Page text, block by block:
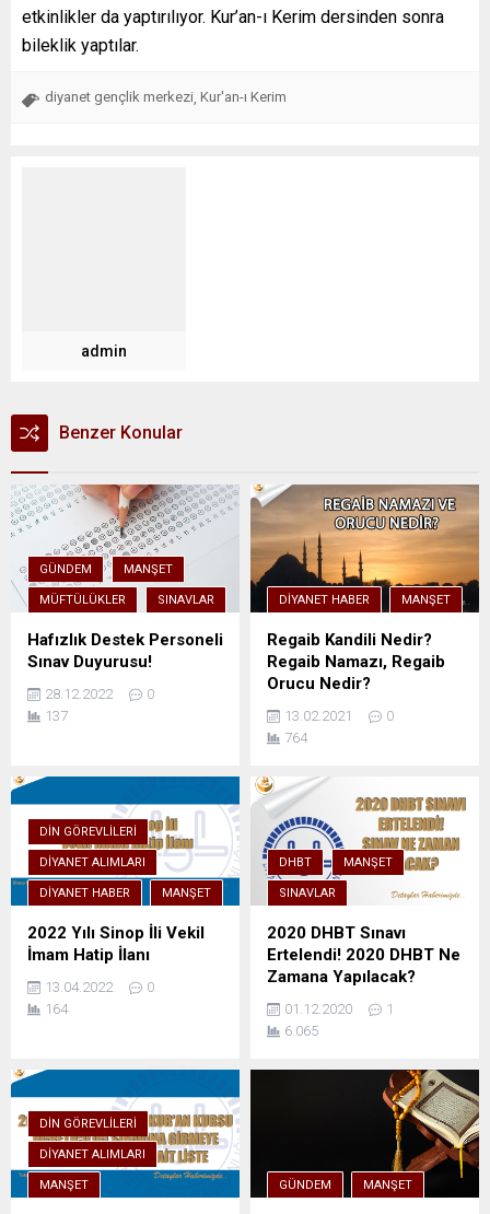
etkinlikler da yaptırılıyor. Kur’an-ı Kerim dersinden sonra
bileklik yaptılar.
diyanet gençlik merkezi Kur'an-ı Kerim
admin
Benzer Konular
GÜNDEM MANŞET
MÜFTÜLÜKLER SINAVLAR
Hafızlık Destek Personeli
Sınav Duyurusu!
28.12.2022
0
137
DIYANET HABER MANŞET
Regaib Kandili Nedir?
Regaib Namazı, Regaib
Orucu Nedir?
13.02.2021
0
764
DIN GÖREVLILERI
DIYANET ALIMLARI
DIYANET HABER MANŞET
2022 Yılı Sinop İli Vekil
İmam Hatip İlanı
13.04.2022
0
164
DHBT MANŞET
SINAVLAR
2020 DHBT Sınavı
Ertelendi! 2020 DHBT Ne
Zamana Yapılacak?
01.12.2020
1
6.065
DIN GÖREVLILERI
DIYANET ALIMLARI
MANŞET GÜNDEM MANŞET